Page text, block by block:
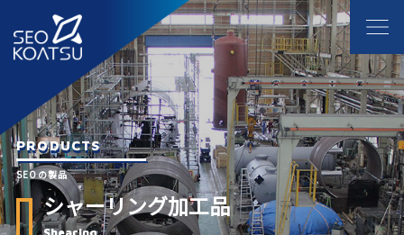
PRODUCTS
SEOの製品
シャーリング加工品